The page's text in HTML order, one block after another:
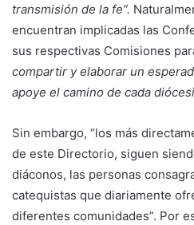
transmisión de la fe”.
encuentran implicadas las
sus respectivas Comisiones
compartir y elaborar un
apoye el camino de cada
Sin embargo, “los más
de este Directorio, siguen
diáconos, las personas
catequistas que diariamente
diferentes comunidades”. Por